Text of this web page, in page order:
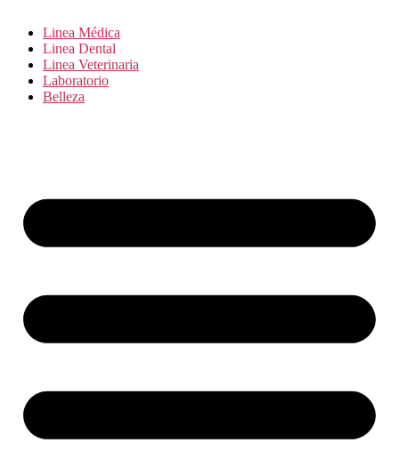
Linea Médica
Linea Dental
Linea Veterinaria
Laboratorio
Belleza